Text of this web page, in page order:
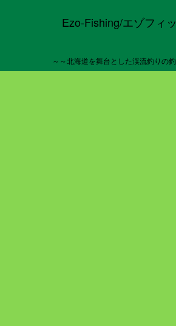
Ezo-Fishing/エゾフィ
～～北海道を舞台とした渓流釣りの